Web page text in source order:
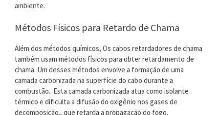
ambiente.
Métodos Físicos para Retardo de Chama
Além dos métodos químicos, Os cabos retardadores de chama
também usam métodos físicos para obter retardamento de
chama. Um desses métodos envolve a formação de uma
camada carbonizada na superfície do cabo durante a
combustão.. Esta camada carbonizada atua como isolante
térmico e dificulta a difusão do oxigênio nos gases de
decomposição., que retarda a propagação do fogo.